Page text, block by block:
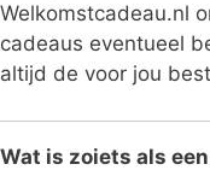
Welkomstcadeau.nl
cadeaus eventueel
altijd de voor jou
Wat is zoiets als